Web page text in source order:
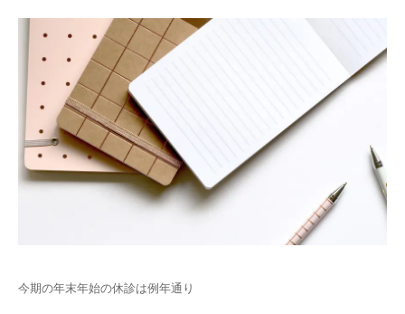
今期の年末年始の休診は例年通り
皮膚科
形成外科
よくある質問
医院紹介・アクセス